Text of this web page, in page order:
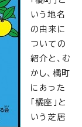
いう地名
の由来に
ついての
紹介と、む
かし、橘町
にあった
「橘座」と
いう芝居